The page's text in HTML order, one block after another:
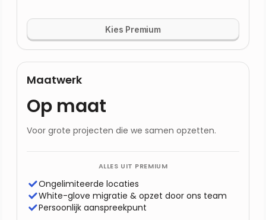
Kies Premium
Maatwerk
Op maat
Voor grote projecten die we samen opzetten.
ALLES UIT PREMIUM
Ongelimiteerde locaties
White-glove migratie & opzet door ons team
Persoonlijk aanspreekpunt